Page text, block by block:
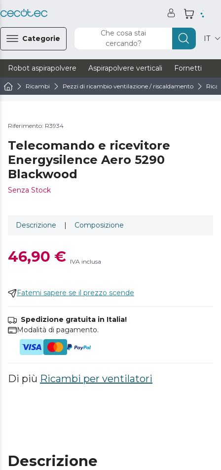
Categorie
Che cosa stai
cercando?
IT
Robot aspirapolvere Aspirapolvere verticali Fornetti
Ricambi Pezzi di ricambio ventilazione / riscaldamento
Riferimento: R3934
Telecomando e ricevitore
Energysilence Aero 5290
Blackwood
Senza Stock
Descrizione | Composizione
46,90 € IVA inclusa
Fatemi sapere se il prezzo scende
Spedizione gratuita in Italia!
Modalità di pagamento.
Di più Ricambi per ventilatori
Descrizione